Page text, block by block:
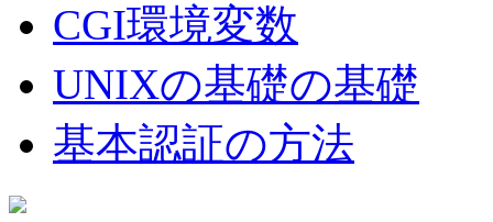
CGI環境変数
UNIXの基礎の基礎
基本認証の方法